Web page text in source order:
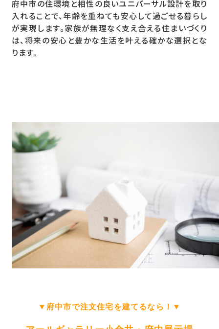
府中市の住環境と相性の良いユニバーサル設計を取り
入れることで、年齢を重ねても安心して過ごせる暮らし
が実現します。家族が無理なく支え合える住まいづくり
は、将来の安心と豊かな生活を叶える確かな選択とな
ります。
▼府中市で注文住宅を建てるなら！▼